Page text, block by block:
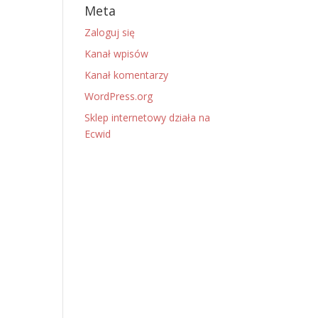
Meta
Zaloguj się
Kanał wpisów
Kanał komentarzy
WordPress.org
Sklep internetowy działa na
Ecwid